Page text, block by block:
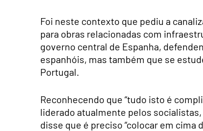
Foi neste contexto que pediu a
para obras relacionadas com
governo central de Espanha,
espanhóis, mas também que se
Portugal.
Reconhecendo que “tudo isto é
liderado atualmente pelos
disse que é preciso “colocar em cima